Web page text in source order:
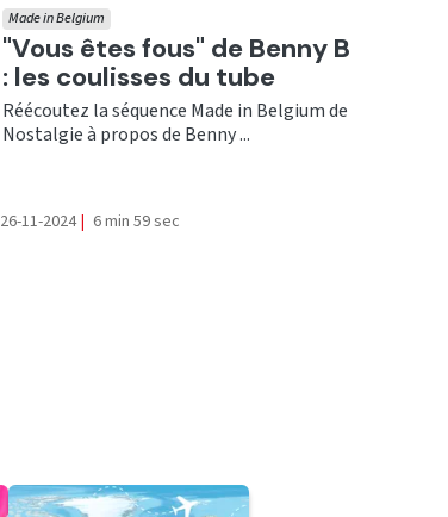
Ecouter
"Vous êtes fous" de Benny B
: les coulisses du tube
Made in Belgium
Réécoutez la séquence Made in Belgium de
Nostalgie à propos de Benny ...
26-11-2024 | 6 min 59 sec